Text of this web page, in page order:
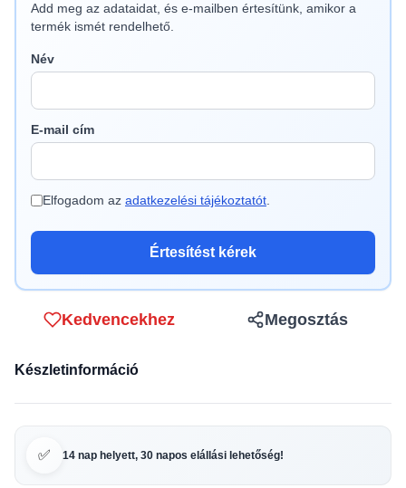
Add meg az adataidat, és e-mailben értesítünk, amikor a
termék ismét rendelhető.
Név
E-mail cím
Elfogadom az adatkezelési tájékoztatót
Értesítést kérek
Kedvencekhez Megosztás
Készletinformáció
✅ 14 nap helyett, 30 napos elállási lehetőség!